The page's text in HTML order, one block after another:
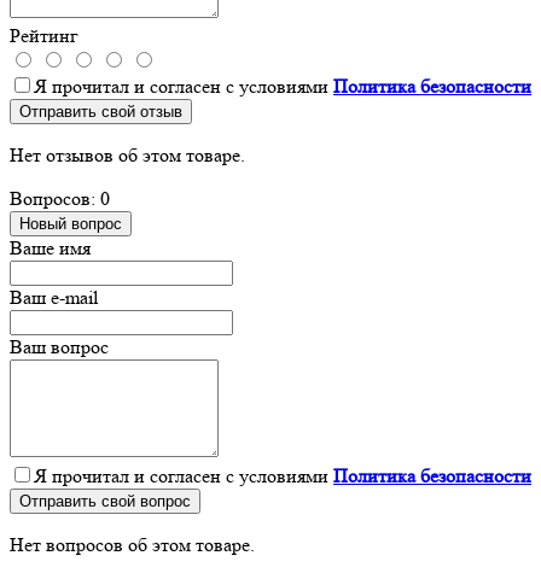
Рейтинг
Я прочитал и согласен с условиями Политика безопасности
Отправить свой отзыв
Нет отзывов об этом товаре.
Вопросов: 0
Новый вопрос
Ваше имя
Ваш e-mail
Ваш вопрос
Я прочитал и согласен с условиями Политика безопасности
Отправить свой вопрос
Нет вопросов об этом товаре.